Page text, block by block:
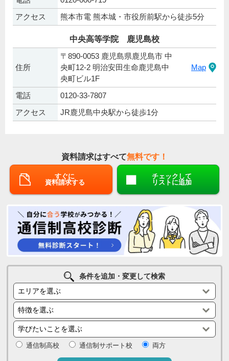
アクセス
熊本市電 熊本城・市役所前駅から徒歩5分
中央高等学院 鹿児島校
住所
〒890-0053 鹿児島県鹿児島市 中
央町12-2 明治安田生命鹿児島中
央町ビル1F
Map
電話
0120-33-7807
アクセス
JR鹿児島中央駅から徒歩1分
資料請求はすべて無料です！
すぐに
資料請求する
チェックして
リストに追加
条件を追加・変更して検索
通信制高校 通信制サポート校 両方